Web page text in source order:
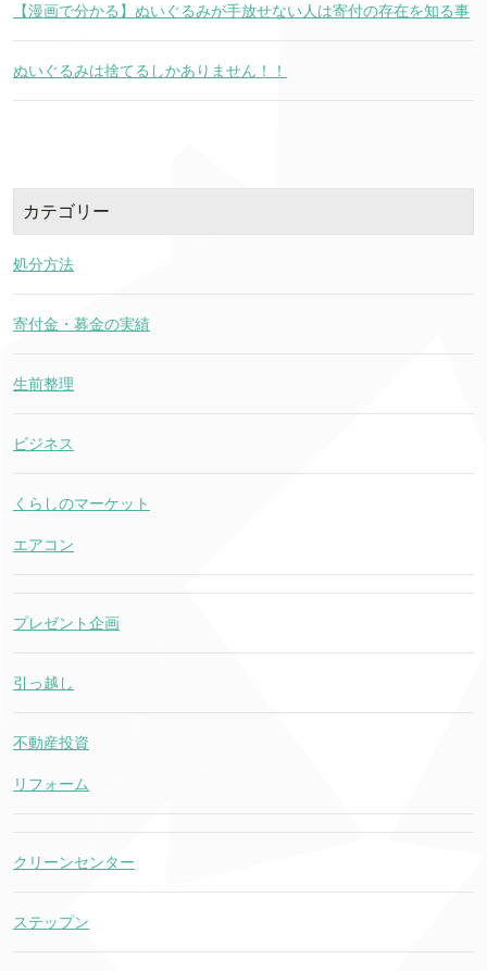
【漫画で分かる】ぬいぐるみが手放せない人は寄付の存在を知る事
ぬいぐるみは捨てるしかありません！！
カテゴリー
処分方法
寄付金・募金の実績
生前整理
ビジネス
くらしのマーケット
エアコン
プレゼント企画
引っ越し
不動産投資
リフォーム
クリーンセンター
ステップン